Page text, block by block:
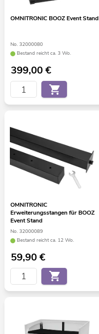
OMNITRONIC BOOZ Event Stand
No. 32000080
Bestand reicht ca. 3 Wo.
399,00€
OMNITRONIC
Erweiterungsstangen für BOOZ
Event Stand
No. 32000089
Bestand reicht ca. 12 Wo.
59,90€